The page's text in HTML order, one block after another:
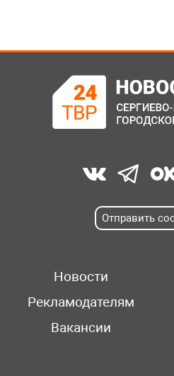
Отправить
Новости
Рекламодателям
Вакансии